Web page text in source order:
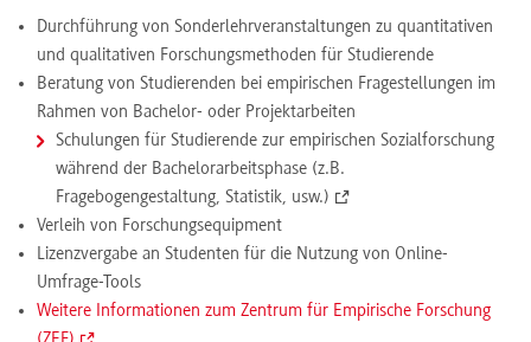
Durchführung von Sonderlehrveranstaltungen zu quantitativen
und qualitativen Forschungsmethoden für Studierende
Beratung von Studierenden bei empirischen Fragestellungen im
Rahmen von Bachelor- oder Projektarbeiten
Schulungen für Studierende zur empirischen Sozialforschung
während der Bachelorarbeitsphase (z.B.
Fragebogengestaltung, Statistik, usw.)
Verleih von Forschungsequipment
Lizenzvergabe an Studenten für die Nutzung von Online-
Umfrage-Tools
Weitere Informationen zum Zentrum für Empirische Forschung